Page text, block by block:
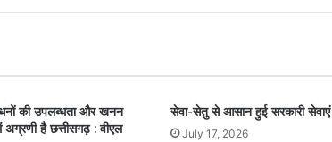
की उपलब्धता और खनन
अग्रणी है छत्तीसगढ़ : वीएल
सेवा-सेतु से आसान हुई सरकारी सेवाएं
July 17, 2026